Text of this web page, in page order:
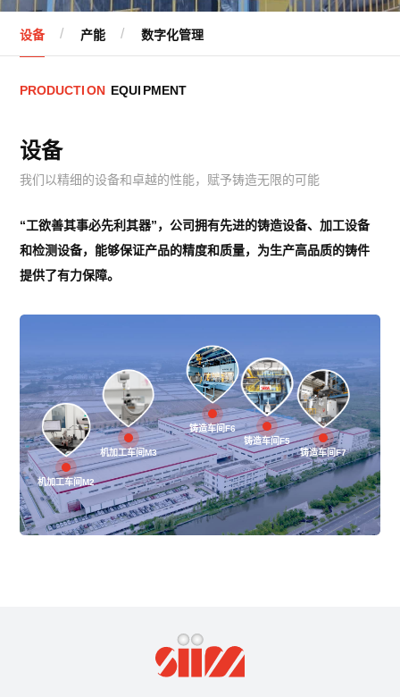
设备 产能 数字化管理
PRODUCTI ON EQUI PMENT
设备
我们以精细的设备和卓越的性能，赋予铸造无限的可能
“工欲善其事必先利其器”，公司拥有先进的铸造设备、加工设备
和检测设备，能够保证产品的精度和质量，为生产高品质的铸件
提供了有力保障。
机加工车间M2
机加工车间M3
铸造车间F6
铸造车间F5
铸造车间F7